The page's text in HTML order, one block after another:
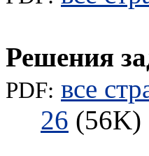
Решения
PDF: все
26